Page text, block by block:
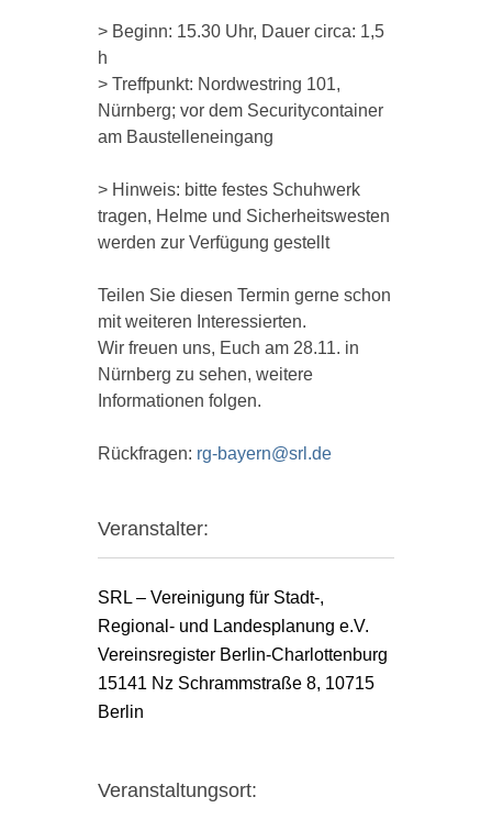
> Beginn: 15.30 Uhr, Dauer circa: 1,5
h
> Treffpunkt: Nordwestring 101,
Nürnberg; vor dem Securitycontainer
am Baustelleneingang
> Hinweis: bitte festes Schuhwerk
tragen, Helme und Sicherheitswesten
werden zur Verfügung gestellt
Teilen Sie diesen Termin gerne schon
mit weiteren Interessierten.
Wir freuen uns, Euch am 28.11. in
Nürnberg zu sehen, weitere
Informationen folgen.
Rückfragen: rg-bayern@srl.de
Veranstalter:
SRL – Vereinigung für Stadt-,
Regional- und Landesplanung e.V.
Vereinsregister Berlin-Charlottenburg
15141 Nz Schrammstraße 8, 10715
Berlin
Veranstaltungsort: